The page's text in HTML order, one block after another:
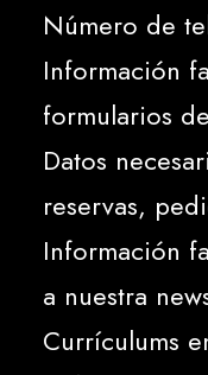
Número de
Información
formularios
Datos
reservas,
Información
a nuestra
Currículums